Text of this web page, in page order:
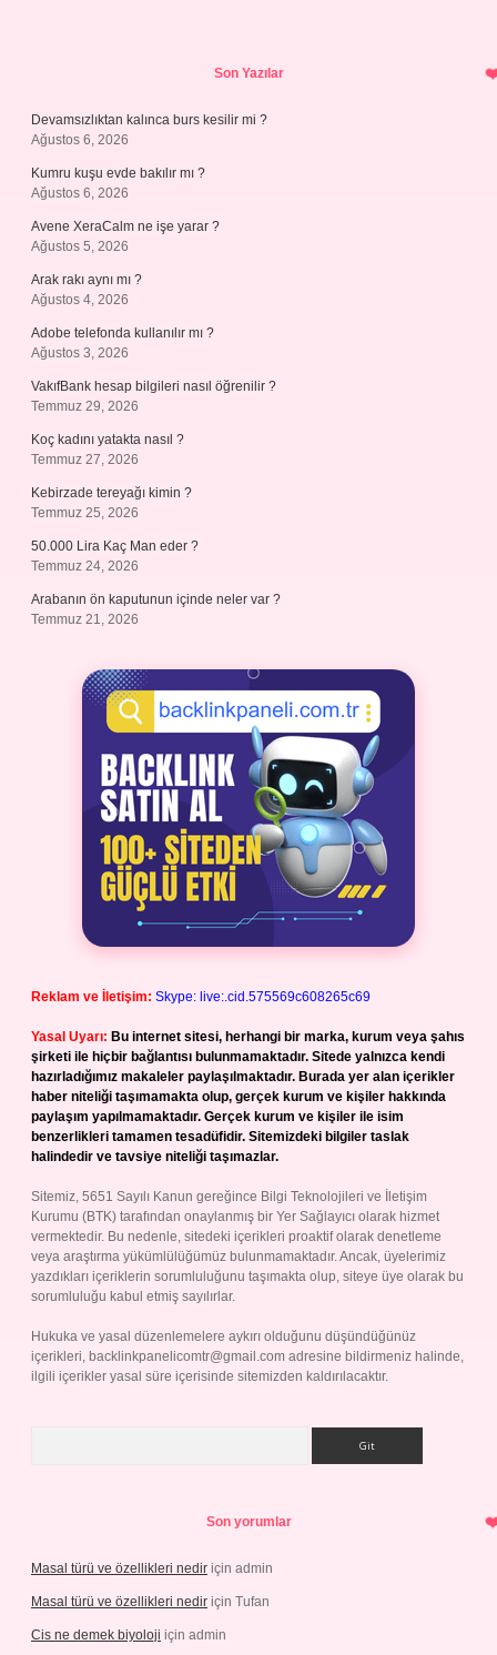
Son Yazılar
Devamsızlıktan kalınca burs kesilir mi ?
Ağustos 6, 2026
Kumru kuşu evde bakılır mı ?
Ağustos 6, 2026
Avene XeraCalm ne işe yarar ?
Ağustos 5, 2026
Arak rakı aynı mı ?
Ağustos 4, 2026
Adobe telefonda kullanılır mı ?
Ağustos 3, 2026
VakıfBank hesap bilgileri nasıl öğrenilir ?
Temmuz 29, 2026
Koç kadını yatakta nasıl ?
Temmuz 27, 2026
Kebirzade tereyağı kimin ?
Temmuz 25, 2026
50.000 Lira Kaç Man eder ?
Temmuz 24, 2026
Arabanın ön kaputunun içinde neler var ?
Temmuz 21, 2026
Reklam ve İletişim: Skype: live:.cid.575569c608265c69
Yasal Uyarı: Bu internet sitesi, herhangi bir marka, kurum veya şahıs
şirketi ile hiçbir bağlantısı bulunmamaktadır. Sitede yalnızca kendi
hazırladığımız makaleler paylaşılmaktadır. Burada yer alan içerikler
haber niteliği taşımamakta olup, gerçek kurum ve kişiler hakkında
paylaşım yapılmamaktadır. Gerçek kurum ve kişiler ile isim
benzerlikleri tamamen tesadüfidir. Sitemizdeki bilgiler taslak
halindedir ve tavsiye niteliği taşımazlar.
Sitemiz, 5651 Sayılı Kanun gereğince Bilgi Teknolojileri ve İletişim
Kurumu (BTK) tarafından onaylanmış bir Yer Sağlayıcı olarak hizmet
vermektedir. Bu nedenle, sitedeki içerikleri proaktif olarak denetleme
veya araştırma yükümlülüğümüz bulunmamaktadır. Ancak, üyelerimiz
yazdıkları içeriklerin sorumluluğunu taşımakta olup, siteye üye olarak bu
sorumluluğu kabul etmiş sayılırlar.
Hukuka ve yasal düzenlemelere aykırı olduğunu düşündüğünüz
içerikleri, backlinkpanelicomtr@gmail.com adresine bildirmeniz halinde,
ilgili içerikler yasal süre içerisinde sitemizden kaldırılacaktır.
Son yorumlar
Masal türü ve özellikleri nedir için admin
Masal türü ve özellikleri nedir için Tufan
Cis ne demek biyoloji için admin